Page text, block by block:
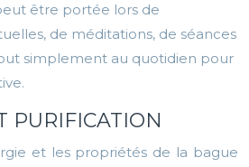
être portée lors de
de méditations, de séances
simplement au quotidien pour
PURIFICATION
et les propriétés de la bague